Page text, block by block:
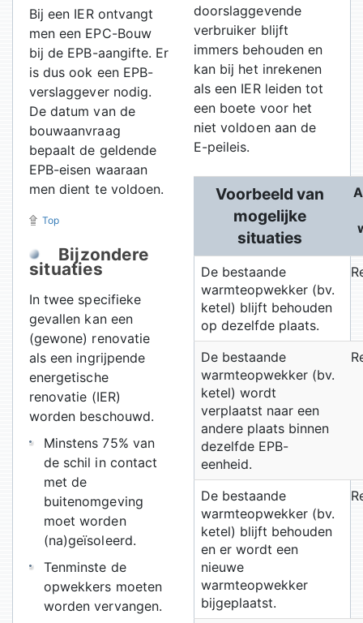
Bij een IER ontvangt
men een EPC-Bouw
bij de EPB-aangifte. Er
is dus ook een EPB-
verslaggever nodig.
De datum van de
bouwaanvraag
bepaalt de geldende
EPB-eisen waaraan
men dient te voldoen.
Top
Bijzondere
situaties
In twee specifieke
gevallen kan een
(gewone) renovatie
als een ingrijpende
energetische
renovatie (IER)
worden beschouwd.
Minstens 75% van
de schil in contact
met de
buitenomgeving
moet worden
(na)geïsoleerd.
Tenminste de
opwekkers moeten
worden vervangen.
doorslaggevende
verbruiker blijft
immers behouden en
kan bij het inrekenen
als een IER leiden tot
een boete voor het
niet voldoen aan de
E-peileis.
Voorbeeld van
mogelijke
situaties
De bestaande
warmteopwekker (bv.
ketel) blijft behouden
op dezelfde plaats.
De bestaande
warmteopwekker (bv.
ketel) wordt
verplaatst naar een
andere plaats binnen
dezelfde EPB-
eenheid.
De bestaande
warmteopwekker (bv.
ketel) blijft behouden
en er wordt een
nieuwe
warmteopwekker
bijgeplaatst.